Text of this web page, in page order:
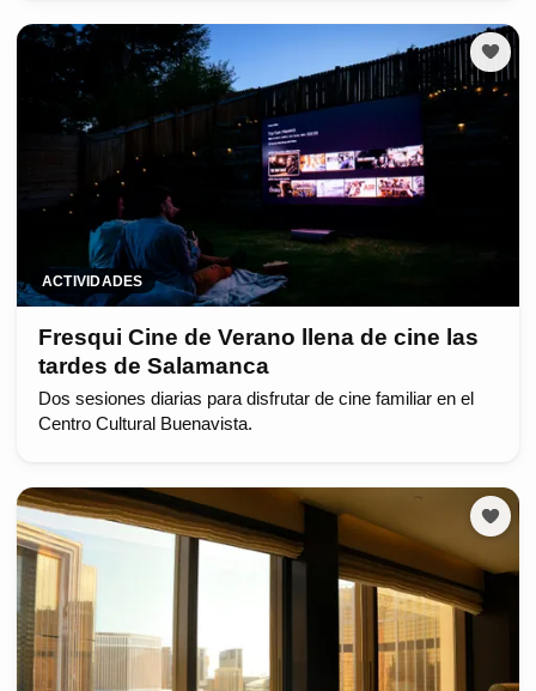
ACTIVIDADES
Fresqui Cine de Verano llena de cine las
tardes de Salamanca
Dos sesiones diarias para disfrutar de cine familiar en el
Centro Cultural Buenavista.